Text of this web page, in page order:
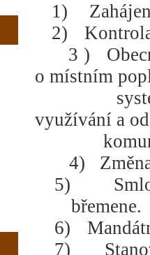
1)
2)
3 )
o místním
využívání a
4)
5)
břemene.
6)
7)